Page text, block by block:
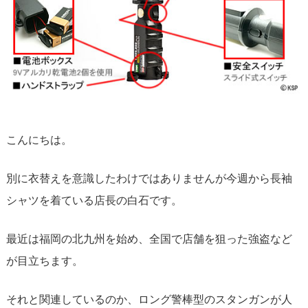
こんにちは。
別に衣替えを意識したわけではありませんが今週から長袖
シャツを着ている店長の白石です。
最近は福岡の北九州を始め、全国で店舗を狙った強盗など
が目立ちます。
それと関連しているのか、ロング警棒型のスタンガンが人